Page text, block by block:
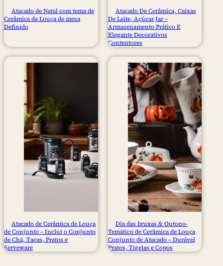
Atacado de Natal com tema de
Cerâmica de Louça de mesa
Definido
Atacado De Cerâmica, Caixas
De Leite, Açúcar Jar –
Armazenamento Prático E
Elegante Decorativos
Contentores
Atacado de Cerâmica de Louça
de Conjunto – Inclui o Conjunto
de Chá, Taças, Pratos e
Serveware
Dia das bruxas & Outono-
Temático de Cerâmica de Louça
Conjunto de Atacado – Durável
Pratos, Tigelas e Copos